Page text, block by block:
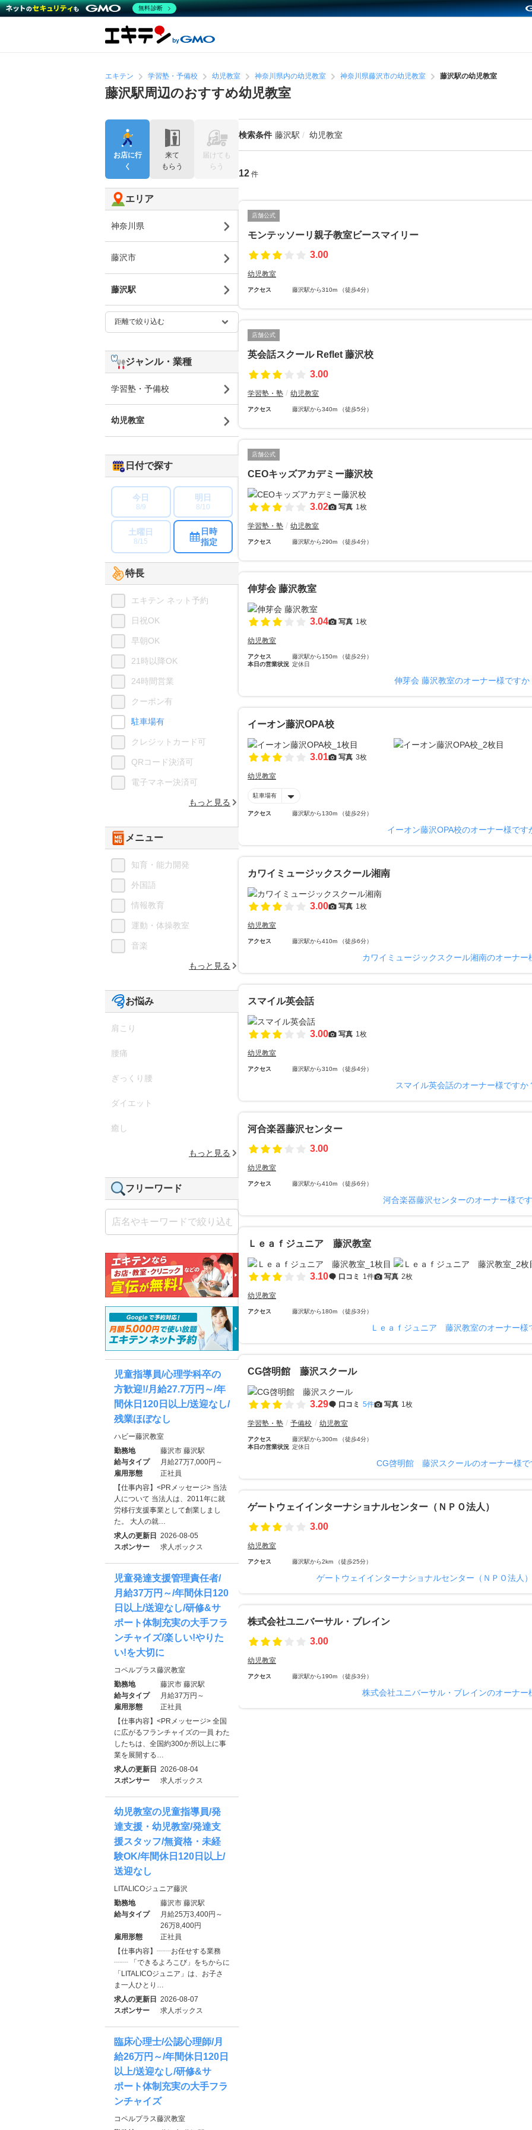
エキテン 学習塾・予備校 幼児教室 神奈川県内の幼児教室 神奈川県藤沢市の幼児教室 藤沢駅の幼児教室
藤沢駅周辺のおすすめ幼児教室
検索条件 藤沢駅 幼児教室
12 件
店舗公式
モンテッソーリ親子教室ビースマイリー
3.00
幼児教室
アクセス 藤沢駅から310m （徒歩4分）
店舗公式
英会話スクール Reflet 藤沢校
3.00
学習塾・塾 幼児教室
アクセス 藤沢駅から340m （徒歩5分）
店舗公式
CEOキッズアカデミー藤沢校
3.02 写真 1枚
学習塾・塾 幼児教室
アクセス 藤沢駅から290m （徒歩4分）
伸芽会 藤沢教室
3.04 写真 1枚
幼児教室
アクセス
藤沢駅から150m （徒歩2分）
本日の営業状況 定休日
伸芽会 藤沢教室のオーナー様ですか
イーオン藤沢OPA校
3.01 写真 3枚
幼児教室
駐車場有
アクセス 藤沢駅から130m （徒歩2分）
イーオン藤沢OPA校のオーナー様です
カワイミュージックスクール湘南
3.00 写真 1枚
幼児教室
アクセス 藤沢駅から410m （徒歩6分）
カワイミュージックスクール湘南のオーナー
スマイル英会話
3.00 写真 1枚
幼児教室
アクセス 藤沢駅から310m （徒歩4分）
スマイル英会話のオーナー様ですか
河合楽器藤沢センター
3.00
幼児教室
アクセス 藤沢駅から410m （徒歩6分）
河合楽器藤沢センターのオーナー様で
Ｌｅａｆジュニア 藤沢教室
3.10 口コミ 1件 写真 2枚
幼児教室
アクセス 藤沢駅から180m （徒歩3分）
Ｌｅａｆジュニア 藤沢教室のオーナー様
CG啓明館 藤沢スクール
3.29 口コミ 5件 写真 1枚
学習塾・塾 予備校 幼児教室
アクセス
藤沢駅から300m （徒歩4分）
本日の営業状況 定休日
CG啓明館 藤沢スクールのオーナー様で
ゲートウェイインターナショナルセンター（ＮＰＯ法人）
3.00
幼児教室
アクセス 藤沢駅から2km （徒歩25分）
ゲートウェイインターナショナルセンター（ＮＰＯ法人
株式会社ユニバーサル・ブレイン
3.00
幼児教室
アクセス 藤沢駅から190m （徒歩3分）
株式会社ユニバーサル・ブレインのオーナー
お店に行
く
来て
もらう
届けても
らう
エリア
神奈川県
藤沢市
藤沢駅
ジャンル・業種
学習塾・予備校
幼児教室
日付で探す
今日
8/9
明日
8/10
土曜日
8/15
日時
指定
特長
エキテン ネット予約
日祝OK
早朝OK
21時以降OK
24時間営業
クーポン有
駐車場有
クレジットカード可
QRコード決済可
電子マネー決済可
もっと見る
メニュー
知育・能力開発
外国語
情報教育
運動・体操教室
音楽
もっと見る
お悩み
肩こり
腰痛
ぎっくり腰
ダイエット
癒し
もっと見る
フリーワード
児童指導員/心理学科卒の
方歓迎!/月給27.7万円～/年
間休日120日以上/送迎なし/
残業ほぼなし
ハビー藤沢教室
勤務地
藤沢市 藤沢駅
給与タイプ
月給27万7,000円～
雇用形態
正社員
【仕事内容】<PRメッセージ> 当法
人について 当法人は、2011年に就
労移行支援事業として創業しまし
た。 大人の就…
求人の更新日 2026-08-05
スポンサー
求人ボックス
児童発達支援管理責任者/
月給37万円～/年間休日120
日以上/送迎なし/研修&サ
ポート体制充実の大手フラ
ンチャイズ/楽しい!やりた
い!を大切に
コペルプラス藤沢教室
勤務地
藤沢市 藤沢駅
給与タイプ
月給37万円～
雇用形態
正社員
【仕事内容】<PRメッセージ> 全国
に広がるフランチャイズの一員 わた
したちは、全国約300か所以上に事
業を展開する…
求人の更新日 2026-08-04
スポンサー
求人ボックス
幼児教室の児童指導員/発
達支援・幼児教室/発達支
援スタッフ/無資格・未経
験OK/年間休日120日以上/
送迎なし
LITALICOジュニア藤沢
勤務地
藤沢市 藤沢駅
給与タイプ
月給25万3,400円～
26万8,400円
雇用形態
正社員
【仕事内容】┈┈お任せする業務
┈┈ 「できるよろこび」をちからに
「LITALICOジュニア」は、お子さ
ま一人ひとり…
求人の更新日 2026-08-07
スポンサー
求人ボックス
臨床心理士/公認心理師/月
給26万円～/年間休日120日
以上/送迎なし/研修&サ
ポート体制充実の大手フラ
ンチャイズ
コペルプラス藤沢教室
無料診断